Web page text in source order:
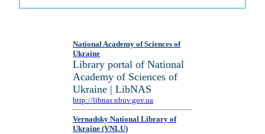
National Academy of Sciences of
Ukraine
Library portal of National
Academy of Sciences of
Ukraine | LibNAS
http://libnas.nbuv.gov.ua
Vernadsky National Library of
Ukraine (VNLU)